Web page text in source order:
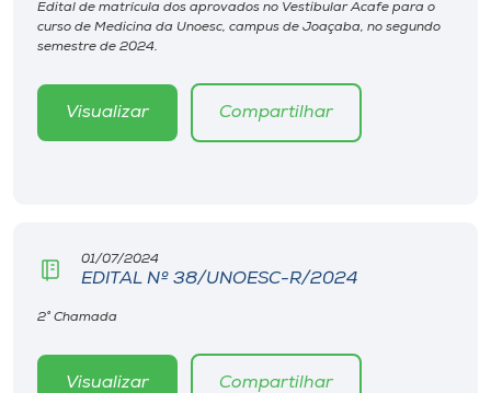
Editora
Rádio
Store
Selecione
Edital de matrícula dos aprovados no Vestibular Acafe para o
curso de Medicina da Unoesc, campus de Joaçaba, no segundo
semestre de 2024.
Visualizar Compartilhar
01/07/2024
EDITAL Nº 38/UNOESC-R/2024
2° Chamada
Visualizar Compartilhar